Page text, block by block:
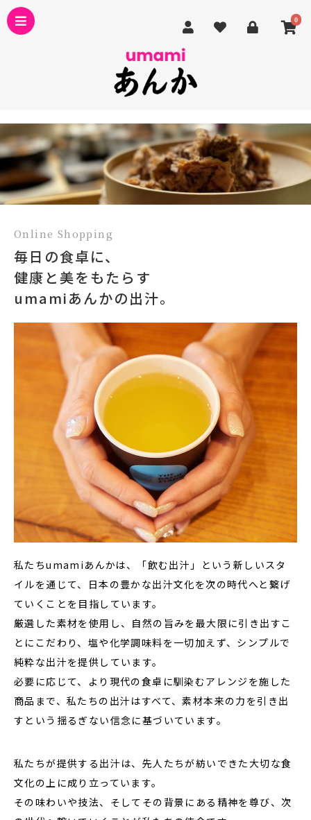
0
Online Shopping
毎日の食卓に、
健康と美をもたらす
umamiあんかの出汁。
私たちumamiあんかは、「飲む出汁」という新しいスタ
イルを通じて、日本の豊かな出汁文化を次の時代へと繋げ
ていくことを目指しています。
厳選した素材を使用し、自然の旨みを最大限に引き出すこ
とにこだわり、塩や化学調味料を一切加えず、シンプルで
純粋な出汁を提供しています。
必要に応じて、より現代の食卓に馴染むアレンジを施した
商品まで、私たちの出汁はすべて、素材本来の力を引き出
すという揺るぎない信念に基づいています。
私たちが提供する出汁は、先人たちが紡いできた大切な食
文化の上に成り立っています。
その味わいや技法、そしてその背景にある精神を尊び、次